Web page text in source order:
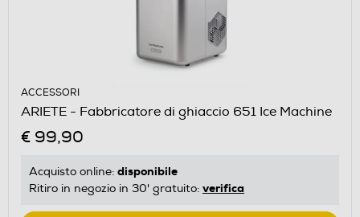
ACCESSORI
ARIETE - Fabbricatore di ghiaccio 651 Ice Machine
€ 99,90
Acquisto online: disponibile
Ritiro in negozio in 30' gratuito: verifica